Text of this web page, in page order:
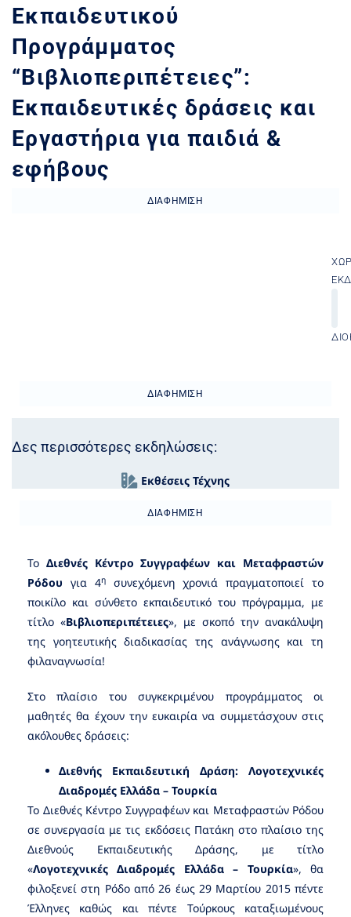
Εκπαιδευτικού
Προγράμματος
“Βιβλιοπεριπέτειες”:
Εκπαιδευτικές δράσεις και
Εργαστήρια για παιδιά &
εφήβους
ΔΙΑΦΉΜΙΣΗ
ΔΙΑΦΉΜΙΣΗ
Δες περισσότερες εκδηλώσεις:
Εκθέσεις Τέχνης
ΔΙΑΦΉΜΙΣΗ
Το Διεθνές Κέντρο Συγγραφέων και Μεταφραστών
Ρόδου για 4ησυνεχόμενη χρονιά πραγματοποιεί το
ποικίλο και σύνθετο εκπαιδευτικό του πρόγραμμα, με
τίτλο «Βιβλιοπεριπέτειες», με σκοπό την ανακάλυψη
της γοητευτικής διαδικασίας της ανάγνωσης και τη
φιλαναγνωσία!
Στο πλαίσιο του συγκεκριμένου προγράμματος οι
μαθητές θα έχουν την ευκαιρία να συμμετάσχουν στις
ακόλουθες δράσεις:
Διεθνής Εκπαιδευτική Δράση: Λογοτεχνικές
Διαδρομές Ελλάδα – Τουρκία
Το Διεθνές Κέντρο Συγγραφέων και Μεταφραστών Ρόδου
σε συνεργασία με τις εκδόσεις Πατάκη στο πλαίσιο της
Διεθνούς Εκπαιδευτικής Δράσης, με τίτλο
«Λογοτεχνικές Διαδρομές Ελλάδα – Τουρκία», θα
φιλοξενεί στη Ρόδο από 26 έως 29 Μαρτίου 2015 πέντε
Έλληνες καθώς και πέντε Τούρκους καταξιωμένους